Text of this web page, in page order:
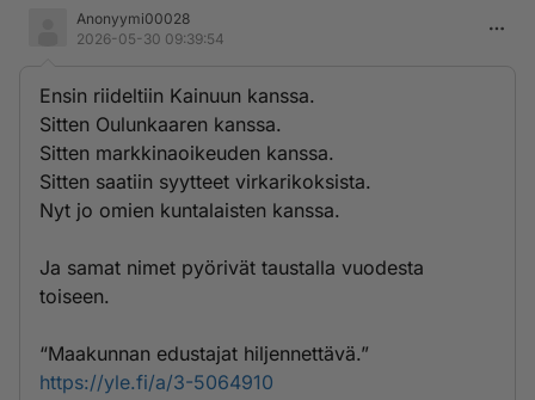
Anonyymi00028
2026-05-30 09:39:54
Ensin riideltiin Kainuun kanssa.
Sitten Oulunkaaren kanssa.
Sitten markkinaoikeuden kanssa.
Sitten saatiin syytteet virkarikoksista.
Nyt jo omien kuntalaisten kanssa.
Ja samat nimet pyörivät taustalla vuodesta
toiseen.
“Maakunnan edustajat hiljennettävä.”
https://yle.fi/a/3-5064910